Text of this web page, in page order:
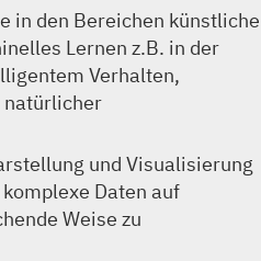
in den Bereichen künstliche
Lernen z.B. in der
Verhalten,
natürlicher
und Visualisierung
Daten auf
Weise zu